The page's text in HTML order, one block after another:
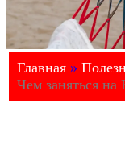
Главная »
Чем заняться на